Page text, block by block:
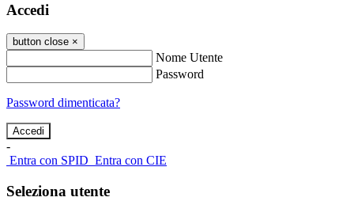
Accedi
button close ×
Nome Utente
Password
Password dimenticata?
-
Entra con SPID Entra con CIE
Seleziona utente